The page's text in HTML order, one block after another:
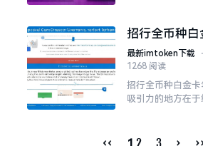
们加以掌握不但
费
招行全币种白
国必备免年费
最新imtoken下载 ⋅
1268 阅读
招行全币种白金
吸引力的地方在于
的朋友来讲，完全
‹‹ 2 3 ›